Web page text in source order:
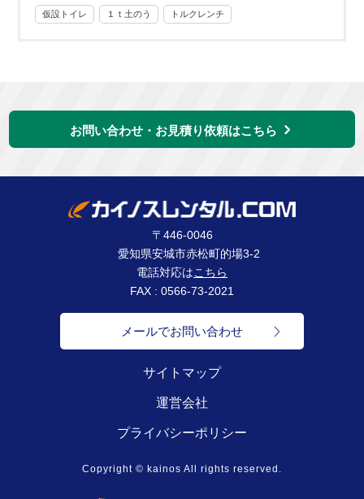
仮設トイレ １ｔ土のう トルクレンチ
お問い合わせ・お見積り依頼はこちら
〒446-0046
愛知県安城市赤松町的場3-2
電話対応はこちら
FAX : 0566-73-2021
メールでお問い合わせ
サイトマップ
運営会社
プライバシーポリシー
Copyright © kainos All rights reserved.